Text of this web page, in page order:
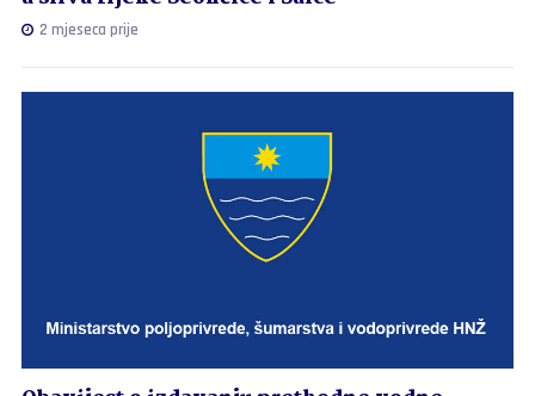
2 mjeseca prije